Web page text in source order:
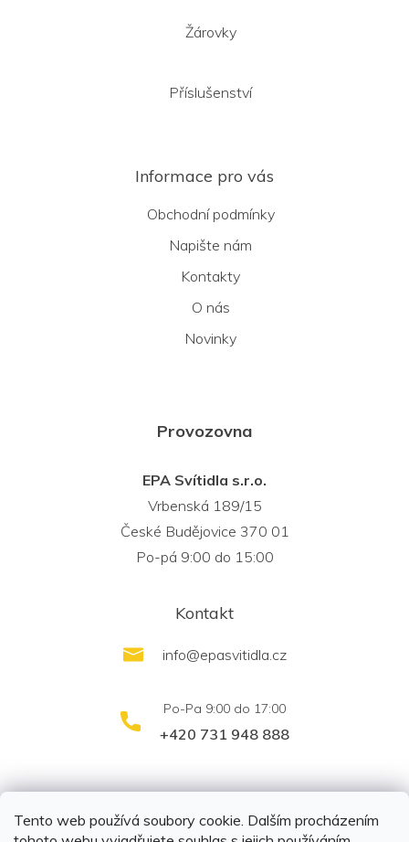
Tento web používá soubory cookie. Dalším procházením
Žárovky
Příslušenství
Informace pro vás
Obchodní podmínky
Napište nám
Kontakty
O nás
Novinky
Provozovna
EPA Svítidla s.r.o.
Vrbenská 189/15
České Budějovice 370 01
Po-pá 9:00 do 15:00
Kontakt
info@epasvitidla.cz
+420 731 948 888